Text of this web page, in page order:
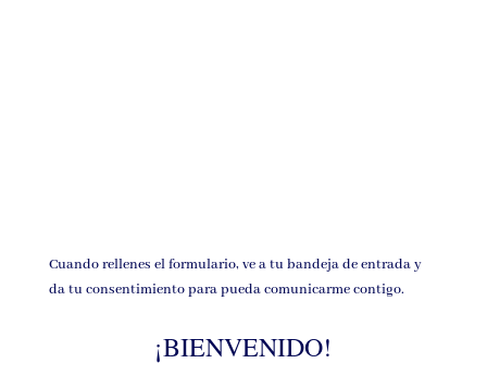
Cuando rellenes el formulario, ve a tu bandeja de entrada y
da tu consentimiento para pueda comunicarme contigo.
¡BIENVENIDO!